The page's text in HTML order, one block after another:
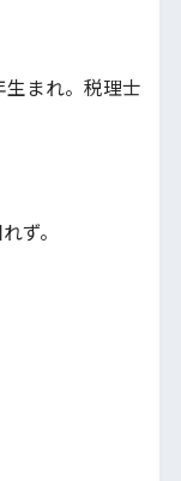
まれ。税理士
ず。